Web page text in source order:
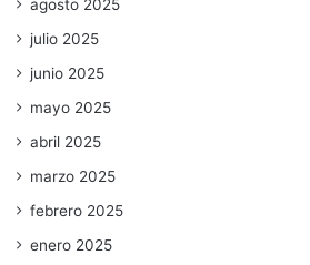
agosto 2025
julio 2025
junio 2025
mayo 2025
abril 2025
marzo 2025
febrero 2025
enero 2025